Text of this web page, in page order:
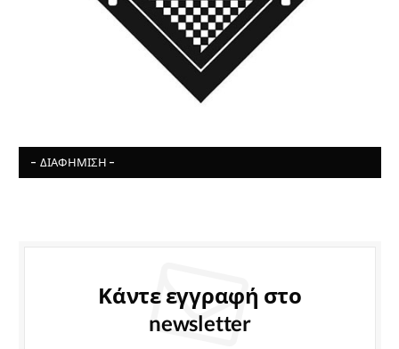
- ΔΙΑΦΉΜΙΣΗ -
Κάντε εγγραφή στο
newsletter